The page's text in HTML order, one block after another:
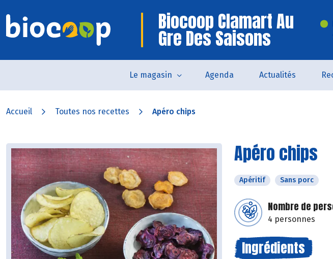
Biocoop Clamart Au
Gre Des Saisons
Le magasin Agenda Actualités
Accueil Toutes nos recettes Apéro chips
Apéro chips
Apéritif Sans porc
Nombre de
4 personnes
Ingrédients